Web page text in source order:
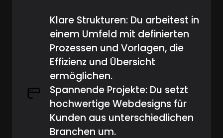
Klare Strukturen: Du arbeitest in
einem Umfeld mit definierten
Prozessen und Vorlagen, die
Effizienz und Übersicht
ermöglichen.
Spannende Projekte: Du setzt
hochwertige Webdesigns für
Kunden aus unterschiedlichen
Branchen um.